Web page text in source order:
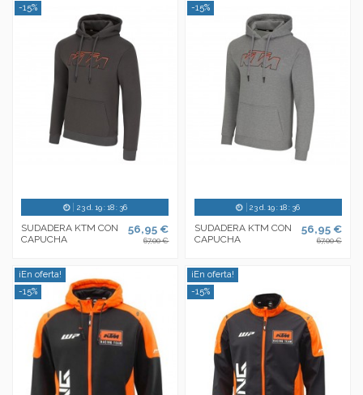
-15%
23d. 19:18: 35
SUDADERA KTM CON
CAPUCHA
56,95 €
67,00 €
-15%
23d. 19:18: 35
SUDADERA KTM CON
CAPUCHA
56,95 €
67,00 €
¡En oferta!
-15%
¡En oferta!
-15%